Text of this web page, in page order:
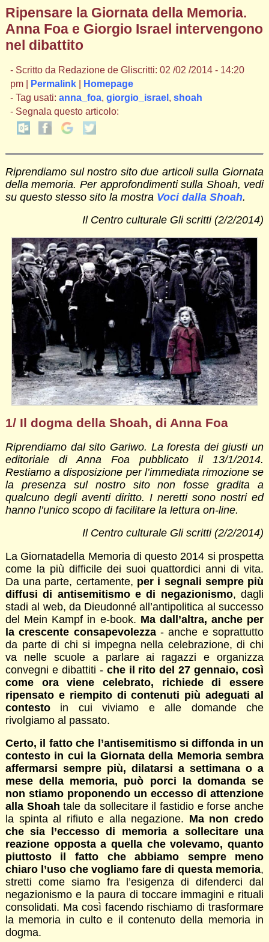
Ripensare la Giornata della Memoria.
Anna Foa e Giorgio Israel intervengono
nel dibattito
- Scritto da Redazione de Gliscritti: 02 /02 /2014 - 14:20
pm |
Permalink|
Homepage
- Tag usati: anna_foa, giorgio_israel , shoah
- Segnala questo articolo:
Riprendiamo sul nostro sito due articoli sulla Giornata
della memoria. Per approfondimenti sulla Shoah, vedi
su questo stesso sito la mostra Voci dalla Shoah.
Il Centro culturale Gli scritti (2/2/2014)
1/ Il dogma della Shoah, di Anna Foa
Riprendiamo dal sito Gariwo. La foresta dei giusti un
editoriale di Anna Foa pubblicato il 13/1/2014.
Restiamo a disposizione per l’immediata rimozione se
la presenza sul nostro sito non fosse gradita a
qualcuno degli aventi diritto. I neretti sono nostri ed
hanno l’unico scopo di facilitare la lettura on-line.
Il Centro culturale Gli scritti (2/2/2014)
La Giornatadella Memoria di questo 2014 si prospetta
come la più difficile dei suoi quattordici anni di vita.
Da una parte, certamente, per i segnali sempre più
diffusi di antisemitismo e di negazionismo, dagli
stadi al web, da Dieudonné all’antipolitica al successo
del Mein Kampf in e-book. Ma dall’altra, anche per
la crescente consapevolezza- anche e soprattutto
da parte di chi si impegna nella celebrazione, di chi
va nelle scuole a parlare ai ragazzi e organizza
convegni e dibattiti - che il rito del 27 gennaio, così
come ora viene celebrato, richiede di essere
ripensato e riempito di contenuti più adeguati al
contestoin cui viviamo e alle domande che
rivolgiamo al passato.
Certo, il fatto che l’antisemitismo si diffonda in un
contesto in cui la Giornata della Memoria sembra
affermarsi sempre più, dilatarsi a settimana o a
mese della memoria, può porci la domanda se
non stiamo proponendo un eccesso di attenzione
alla Shoah tale da sollecitare il fastidio e forse anche
la spinta al rifiuto e alla negazione. Ma non credo
che sia l’eccesso di memoria a sollecitare una
reazione opposta a quella che volevamo, quanto
piuttosto il fatto che abbiamo sempre meno
chiaro l’uso che vogliamo fare di questa memoria,
stretti come siamo fra l’esigenza di difenderci dal
negazionismo e la paura di toccare immagini e rituali
consolidati. Ma così facendo rischiamo di trasformare
la memoria in culto e il contenuto della memoria in
dogma.